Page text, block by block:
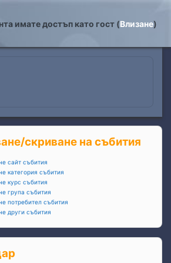
имате достъп като гост (Влизане)
скриване на събития
скриване на събития
сайт събития
категория събития
курс събития
група събития
потребител събития
други събития